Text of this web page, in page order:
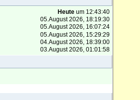
Heute um 12:43:40
05.August 2026, 18:19:30
05.August 2026, 16:07:24
05.August 2026, 15:29:29
04.August 2026, 18:39:00
03.August 2026, 01:01:58